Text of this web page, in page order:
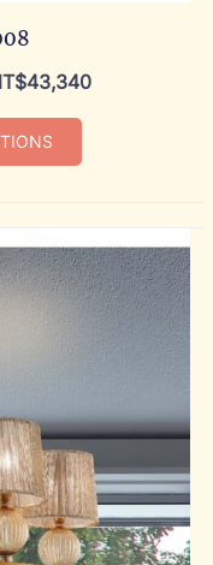
43,340